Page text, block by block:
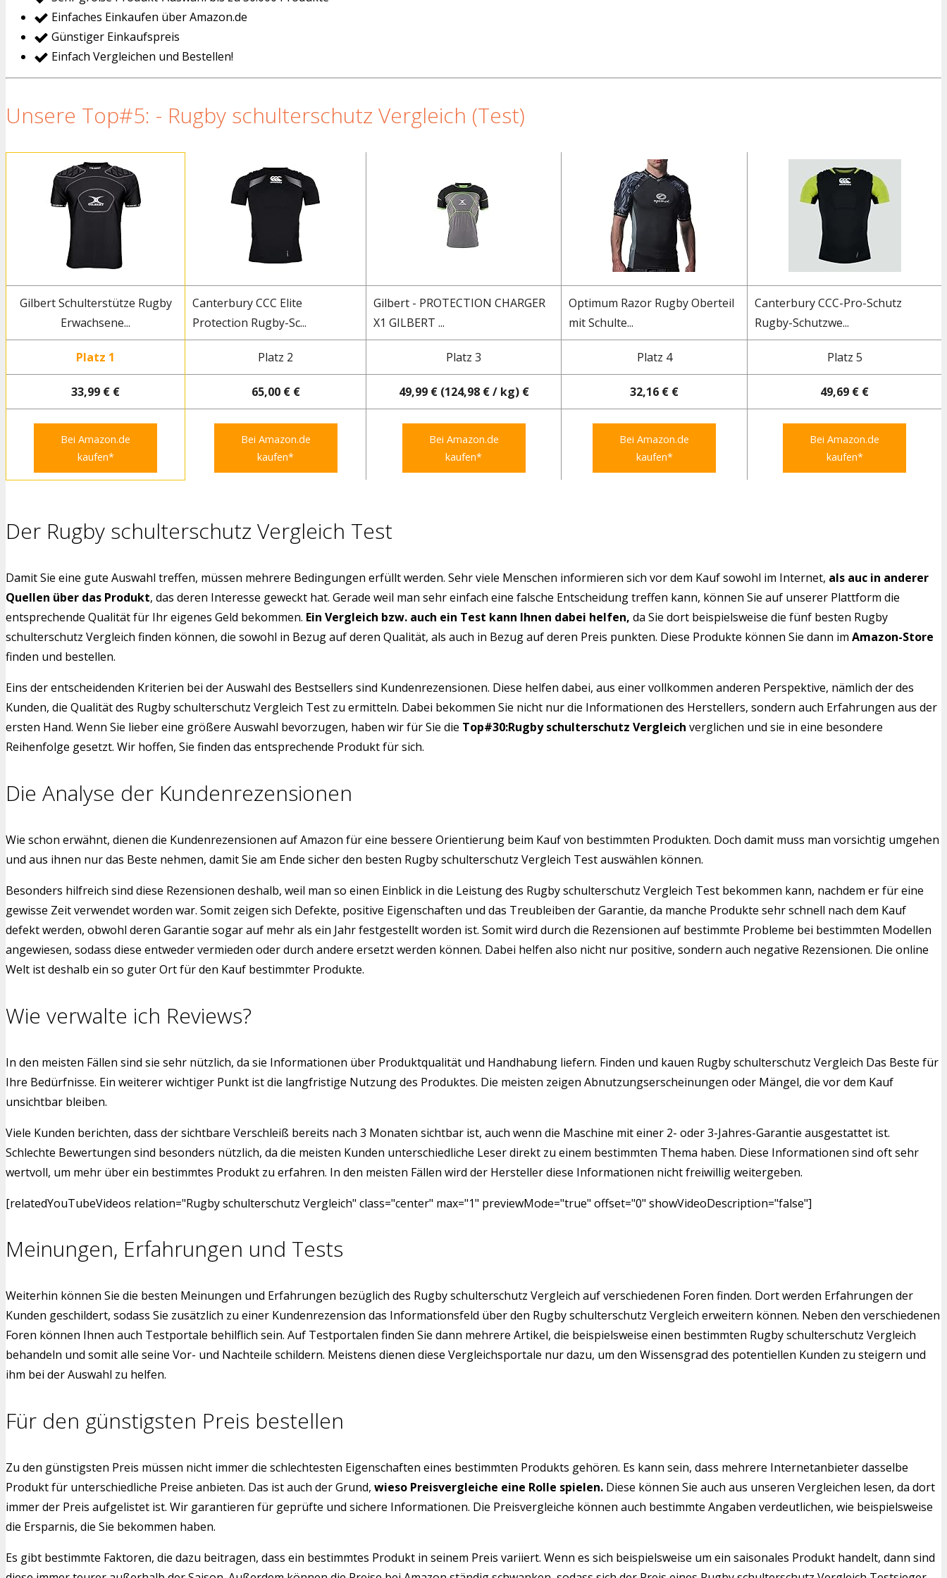
Einfaches Einkaufen über Amazon.de
Günstiger Einkaufspreis
Einfach Vergleichen und Bestellen!
Unsere Top#5: - Rugby schulterschutz Vergleich (Test)
Gilbert Schulterstütze Rugby
Erwachsene...
Canterbury CCC Elite
Protection Rugby-Sc...
Gilbert - PROTECTION CHARGER
X1 GILBERT ...
Optimum Razor Rugby Oberteil
mit Schulte...
Canterbury CCC-Pro-Schutz
Rugby-Schutzwe...
Platz 1 Platz 2 Platz 3 Platz 4 Platz 5
33,99 € € 65,00 € € 49,99 € (124,98 € / kg) € 32,16 € € 49,69 € €
Bei Amazon.de
kaufen*
Bei Amazon.de
kaufen*
Bei Amazon.de
kaufen*
Bei Amazon.de
kaufen*
Bei Amazon.de
kaufen*
Der Rugby schulterschutz Vergleich Test
Damit Sie eine gute Auswahl treffen, müssen mehrere Bedingungen erfüllt werden. Sehr viele Menschen informieren sich vor dem Kauf sowohl im Internet, als auc in anderer
Quellen über das Produkt, das deren Interesse geweckt hat. Gerade weil man sehr einfach eine falsche Entscheidung treffen kann, können Sie auf unserer Plattform die
entsprechende Qualität für Ihr eigenes Geld bekommen. Ein Vergleich bzw. auch ein Test kann Ihnen dabei helfen, da Sie dort beispielsweise die fünf besten Rugby
schulterschutz Vergleich finden können, die sowohl in Bezug auf deren Qualität, als auch in Bezug auf deren Preis punkten. Diese Produkte können Sie dann im Amazon-Store
finden und bestellen.
Eins der entscheidenden Kriterien bei der Auswahl des Bestsellers sind Kundenrezensionen. Diese helfen dabei, aus einer vollkommen anderen Perspektive, nämlich der des
Kunden, die Qualität des Rugby schulterschutz Vergleich Test zu ermitteln. Dabei bekommen Sie nicht nur die Informationen des Herstellers, sondern auch Erfahrungen aus der
ersten Hand. Wenn Sie lieber eine größere Auswahl bevorzugen, haben wir für Sie die Top#30:Rugby schulterschutz Vergleich verglichen und sie in eine besondere
Reihenfolge gesetzt. Wir hoffen, Sie finden das entsprechende Produkt für sich.
Die Analyse der Kundenrezensionen
Wie schon erwähnt, dienen die Kundenrezensionen auf Amazon für eine bessere Orientierung beim Kauf von bestimmten Produkten. Doch damit muss man vorsichtig umgehen
und aus ihnen nur das Beste nehmen, damit Sie am Ende sicher den besten Rugby schulterschutz Vergleich Test auswählen können.
Besonders hilfreich sind diese Rezensionen deshalb, weil man so einen Einblick in die Leistung des Rugby schulterschutz Vergleich Test bekommen kann, nachdem er für eine
gewisse Zeit verwendet worden war. Somit zeigen sich Defekte, positive Eigenschaften und das Treubleiben der Garantie, da manche Produkte sehr schnell nach dem Kauf
defekt werden, obwohl deren Garantie sogar auf mehr als ein Jahr festgestellt worden ist. Somit wird durch die Rezensionen auf bestimmte Probleme bei bestimmten Modellen
angewiesen, sodass diese entweder vermieden oder durch andere ersetzt werden können. Dabei helfen also nicht nur positive, sondern auch negative Rezensionen. Die online
Welt ist deshalb ein so guter Ort für den Kauf bestimmter Produkte.
Wie verwalte ich Reviews?
In den meisten Fällen sind sie sehr nützlich, da sie Informationen über Produktqualität und Handhabung liefern. Finden und kauen Rugby schulterschutz Vergleich Das Beste für
Ihre Bedürfnisse. Ein weiterer wichtiger Punkt ist die langfristige Nutzung des Produktes. Die meisten zeigen Abnutzungserscheinungen oder Mängel, die vor dem Kauf
unsichtbar bleiben.
Viele Kunden berichten, dass der sichtbare Verschleiß bereits nach 3 Monaten sichtbar ist, auch wenn die Maschine mit einer 2- oder 3-Jahres-Garantie ausgestattet ist.
Schlechte Bewertungen sind besonders nützlich, da die meisten Kunden unterschiedliche Leser direkt zu einem bestimmten Thema haben. Diese Informationen sind oft sehr
wertvoll, um mehr über ein bestimmtes Produkt zu erfahren. In den meisten Fällen wird der Hersteller diese Informationen nicht freiwillig weitergeben.
[relatedYouTubeVideos relation="Rugby schulterschutz Vergleich" class="center" max="1" previewMode="true" offset="0" showVideoDescription="false"]
Meinungen, Erfahrungen und Tests
Weiterhin können Sie die besten Meinungen und Erfahrungen bezüglich des Rugby schulterschutz Vergleich auf verschiedenen Foren finden. Dort werden Erfahrungen der
Kunden geschildert, sodass Sie zusätzlich zu einer Kundenrezension das Informationsfeld über den Rugby schulterschutz Vergleich erweitern können. Neben den verschiedenen
Foren können Ihnen auch Testportale behilflich sein. Auf Testportalen finden Sie dann mehrere Artikel, die beispielsweise einen bestimmten Rugby schulterschutz Vergleich
behandeln und somit alle seine Vor- und Nachteile schildern. Meistens dienen diese Vergleichsportale nur dazu, um den Wissensgrad des potentiellen Kunden zu steigern und
ihm bei der Auswahl zu helfen.
Für den günstigsten Preis bestellen
Zu den günstigsten Preis müssen nicht immer die schlechtesten Eigenschaften eines bestimmten Produkts gehören. Es kann sein, dass mehrere Internetanbieter dasselbe
Produkt für unterschiedliche Preise anbieten. Das ist auch der Grund, wieso Preisvergleiche eine Rolle spielen. Diese können Sie auch aus unseren Vergleichen lesen, da dort
immer der Preis aufgelistet ist. Wir garantieren für geprüfte und sichere Informationen. Die Preisvergleiche können auch bestimmte Angaben verdeutlichen, wie beispielsweise
die Ersparnis, die Sie bekommen haben.
Es gibt bestimmte Faktoren, die dazu beitragen, dass ein bestimmtes Produkt in seinem Preis variiert. Wenn es sich beispielsweise um ein saisonales Produkt handelt, dann sind